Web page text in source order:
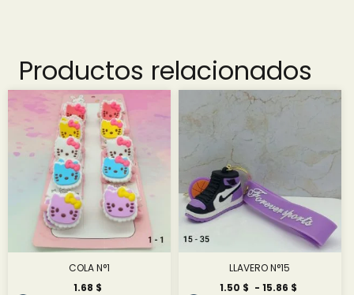
Productos relacionados
COLA N°1
1.68 $
LLAVERO N°15
1.50 $ - 15.86 $